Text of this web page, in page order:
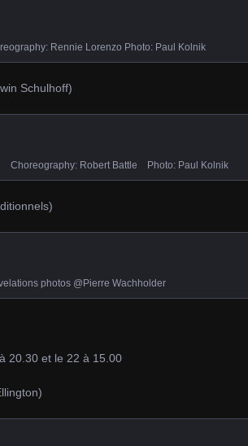
Rennie Lorenzo Photo: Paul Kolnik
Schulhoff)
Choreography: Robert Battle Photo: Paul Kolnik
photos @Pierre Wachholder
20.30 et le 22 à 15.00